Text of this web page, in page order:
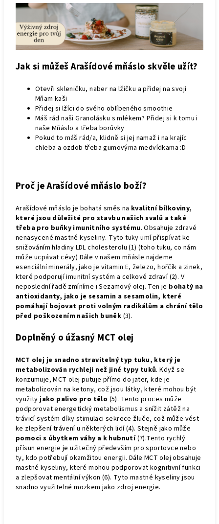
Jak si můžeš Arašídové mňáslo skvěle užít?
Otevři skleničku, naber na lžičku a přidej na svoji
Mňam kaši
Přidej si lžíci do svého oblíbeného smoothie
Máš rád naši Granolásku s mlékem? Přidej si k tomu i
naše Mňáslo a třeba borůvky
Pokud to máš rád/a, klidně si jej namaž i na krajíc
chleba a ozdob třeba gumovýma medvídkama :D
Proč je Arašídové mňáslo boží?
Arašídové mňáslo je bohatá směs na kvalitní bílkoviny,
které jsou důležité pro stavbu našich svalů a také
třeba pro buňky imunitního systému. Obsahuje zdravé
nenasycené mastné kyseliny. Tyto tuky umí přispívat ke
snižováním hladiny LDL cholesterolu (1) (toho tuku, co nám
může ucpávat cévy) Dále v našem mňásle najdeme
esenciální minerály,jako je vitamin E, železo, hořčík a zinek,
které podporují imunitní systém a celkové zdraví (2). V
neposlední řadě zmíníme i Sezamový olej. Ten je bohatý na
antioxidanty, jako je sesamin a sesamolin, které
pomáhají bojovat proti volným radikálům a chrání tělo
před poškozením našich buněk (3).
Doplněný o úžasný MCT olej
MCT olej je snadno stravitelný typ tuku, který je
metabolizován rychleji než jiné typy tuků. Když se
konzumuje, MCT olej putuje přímo do jater, kde je
metabolizován na ketony, což jsou látky, které mohou být
využityjako palivo pro tělo (5). Tento proces může
podporovat energetický metabolismus a snížit zátěž na
trávicí systém díky stimulaci sekrece žluče, což může vést
ke zlepšení trávení u některých lidí (4). Stejně jako může
pomoci s úbytkem váhy a k hubnutí(7).Tento rychlý
přísun energie je užitečný především pro sportovce nebo
ty, kdo potřebují okamžitou energii. Dále MCT olej obsahuje
mastné kyseliny, které mohou podporovat kognitivní funkci
a zlepšovat mentální výkon (6). Tyto mastné kyseliny jsou
snadno využitelné mozkem jako zdroj energie.